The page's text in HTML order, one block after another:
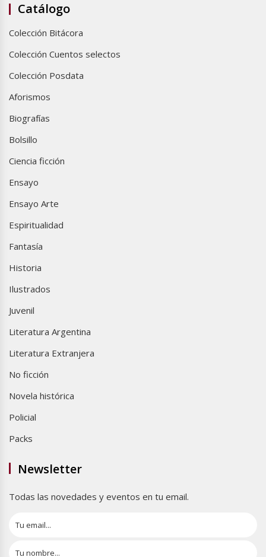
Catálogo
Colección Bitácora
Colección Cuentos selectos
Colección Posdata
Aforismos
Biografías
Bolsillo
Ciencia ficción
Ensayo
Ensayo Arte
Espiritualidad
Fantasía
Historia
Ilustrados
Juvenil
Literatura Argentina
Literatura Extranjera
No ficción
Novela histórica
Policial
Packs
Newsletter
Todas las novedades y eventos en tu email.